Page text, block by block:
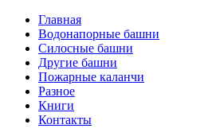
Главная
Водонапорные башни
Силосные башни
Другие башни
Пожарные каланчи
Разное
Книги
Контакты